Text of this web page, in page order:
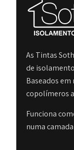
As Tintas
de
Baseados
copolímeros
Funciona
numa